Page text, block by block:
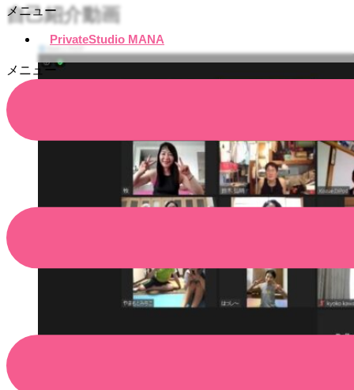
メニュー
PrivateStudio MANA
メニュー
自己紹介動画